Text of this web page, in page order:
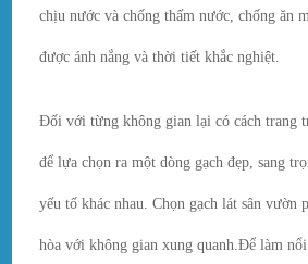
chịu nước và chống thấm nước, chống ăn
được ánh nắng và thời tiết khắc nghiệt.
Đối với từng không gian lại có cách trang
để lựa chọn ra một dòng gạch đẹp, sang
yếu tố khác nhau. Chọn gạch lát sân vườn
hòa với không gian xung quanh.Để làm